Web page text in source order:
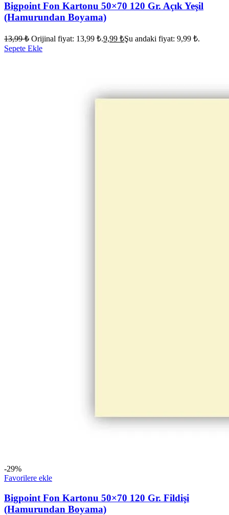
Bigpoint Fon Kartonu 50×70 120 Gr. Açık Yeşil
(Hamurundan Boyama)
13,99₺ Orijinal fiyat: 13,99 ₺.9,99 ₺Şu andaki fiyat: 9,99 ₺.
Sepete Ekle
-29%
Favorilere ekle
Bigpoint Fon Kartonu 50×70 120 Gr. Fildişi
(Hamurundan Boyama)